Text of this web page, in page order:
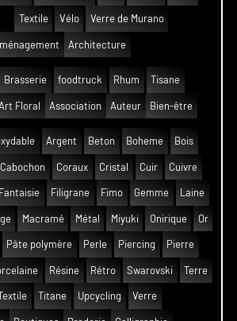
Textile Vélo Verre de Murano
Architecture
Brasserie
foodtruck Rhum Tisane
Floral Association Auteur Bien-être
Argent Beton Boheme Bois
Cabochon Coraux Cristal Cuir Cuivre
Fantaisie Filigrane Fimo Gemme Laine
Macramé Métal Miyuki Onirique Or
Pâte polymère Perle Piercing Pierre
Résine Rétro Swarovski Terre
Titane Upcycling Verre